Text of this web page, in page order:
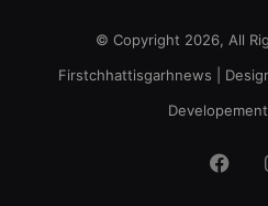
© Copyright 2026, All
Firstchhattisgarhnews |